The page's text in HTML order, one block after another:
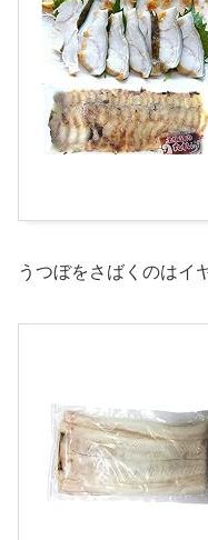
うつぼをさばくのはイ